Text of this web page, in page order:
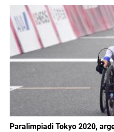
Immagine
Paralimpiadi Tokyo 2020,